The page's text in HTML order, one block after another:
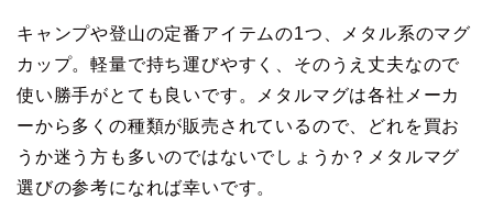
キャンプや登山の定番アイテムの1つ、メタル系のマグ
カップ。軽量で持ち運びやすく、そのうえ丈夫なので
使い勝手がとても良いです。メタルマグは各社メーカ
ーから多くの種類が販売されているので、どれを買お
うか迷う方も多いのではないでしょうか？メタルマグ
選びの参考になれば幸いです。